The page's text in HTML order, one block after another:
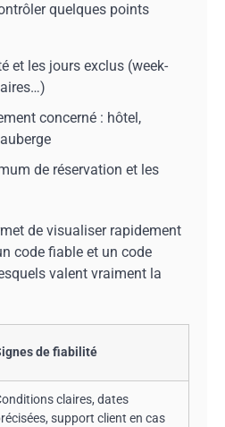
quelques points
et les jours exclus (week-
concerné : hôtel,
de réservation et les
de visualiser rapidement
code fiable et un code
valent vraiment la
de fiabilité
claires, dates
support client en cas